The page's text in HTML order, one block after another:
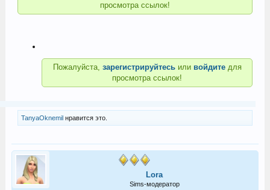
просмотра ссылок!
Пожалуйста, зарегистрируйтесьили войдите для
просмотра ссылок!
TanyaOknemilнравится это.
Lora
Sims-модератор